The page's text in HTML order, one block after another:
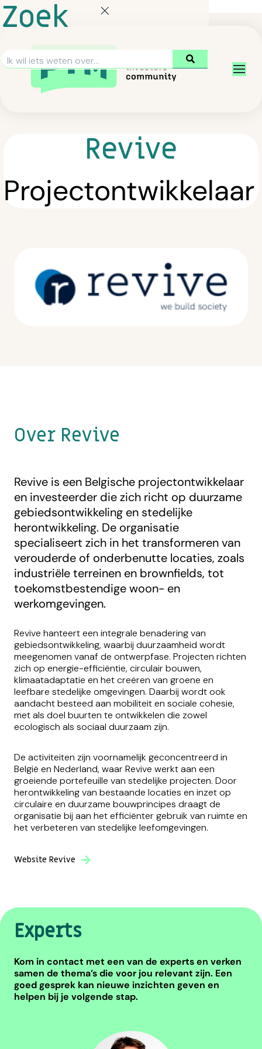
Zoek
Revive
Projectontwikkelaar
Over Revive
Revive is een Belgische projectontwikkelaar
en investeerder die zich richt op duurzame
gebiedsontwikkeling en stedelijke
herontwikkeling. De organisatie
specialiseert zich in het transformeren van
verouderde of onderbenutte locaties, zoals
industriële terreinen en brownfields, tot
toekomstbestendige woon- en
werkomgevingen.
Revive hanteert een integrale benadering van
gebiedsontwikkeling, waarbij duurzaamheid wordt
meegenomen vanaf de ontwerpfase. Projecten richten
zich op energie-efficiëntie, circulair bouwen,
klimaatadaptatie en het creëren van groene en
leefbare stedelijke omgevingen. Daarbij wordt ook
aandacht besteed aan mobiliteit en sociale cohesie,
met als doel buurten te ontwikkelen die zowel
ecologisch als sociaal duurzaam zijn.
De activiteiten zijn voornamelijk geconcentreerd in
België en Nederland, waar Revive werkt aan een
groeiende portefeuille van stedelijke projecten. Door
herontwikkeling van bestaande locaties en inzet op
circulaire en duurzame bouwprincipes draagt de
organisatie bij aan het efficiënter gebruik van ruimte en
het verbeteren van stedelijke leefomgevingen.
Website Revive
Experts
Kom in contact met een van de experts en verken
samen de thema’s die voor jou relevant zijn. Een
goed gesprek kan nieuwe inzichten geven en
helpen bij je volgende stap.